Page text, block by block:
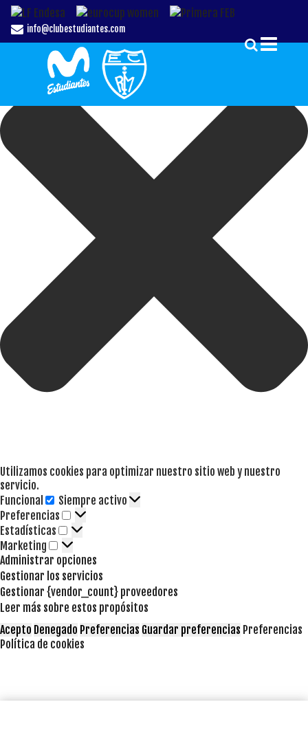
Gestionar el Consentimiento de las Cookies
Utilizamos cookies para optimizar nuestro sitio web y nuestro
servicio.
Funcional
Funcional
Siempre activo
Preferencias
Preferencias
Estadísticas Estadísticas
Marketing Marketing
Administrar opciones
Gestionar los servicios
Gestionar {vendor_count} proveedores
Leer más sobre estos propósitos
Acepto Denegado Preferencias Guardar preferencias Preferencias
Política de cookies
info@clubestudiantes.com